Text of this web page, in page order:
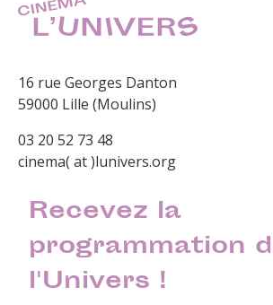
16 rue Georges Danton
59000 Lille (Moulins)
03 20 52 73 48
cinema( at )lunivers.org
Recevez la
programmation
l'Univers !